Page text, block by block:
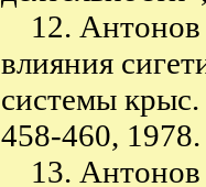
12.
влияния
системы крыс.
458-460, 1978.
13.